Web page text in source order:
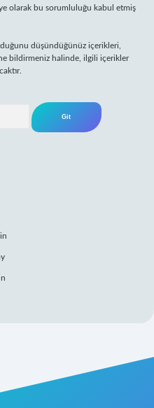
olarak bu sorumluluğu kabul etmiş
düşündüğünüz içerikleri,
bildirmeniz halinde, ilgili içerikler